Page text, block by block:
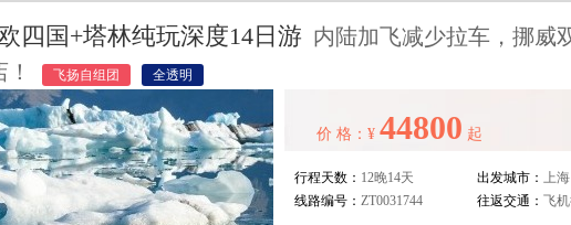
四国+塔林纯玩深度14日游 内陆加飞减少拉车，挪威
飞扬自组团 全透明
价 格：¥ 44800 起
行程天数： 12晚14天 出发城市： 上海
线路编号： ZT0031744 往返交通： 飞